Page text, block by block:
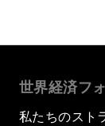
世界経済フ
私たちのスト